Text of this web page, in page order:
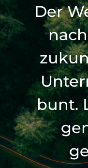
Der
bunt.